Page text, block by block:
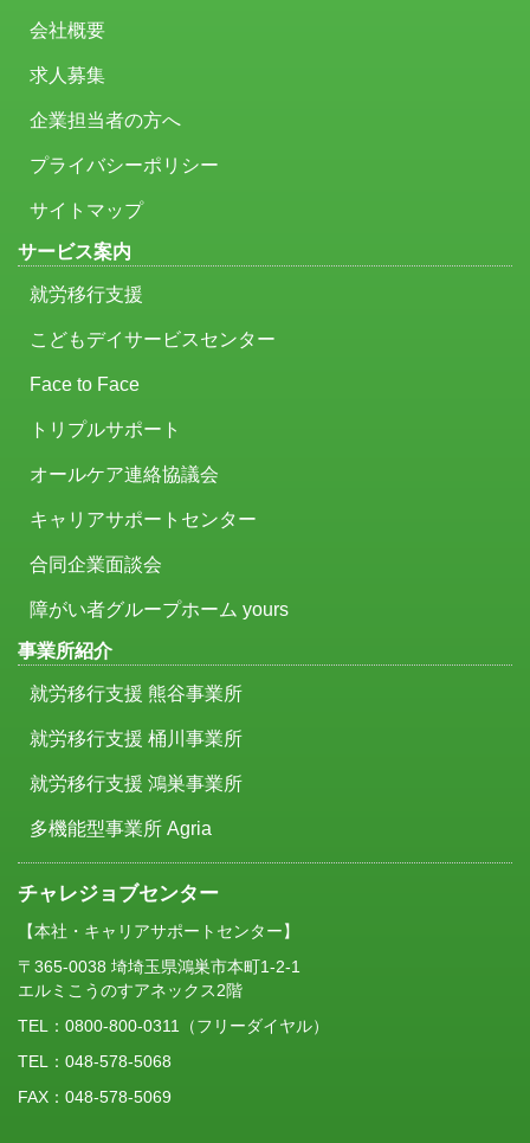
会社概要
求人募集
企業担当者の方へ
プライバシーポリシー
サイトマップ
サービス案内
就労移行支援
こどもデイサービスセンター
Face to Face
トリプルサポート
オールケア連絡協議会
キャリアサポートセンター
合同企業面談会
障がい者グループホーム yours
事業所紹介
就労移行支援 熊谷事業所
就労移行支援 桶川事業所
就労移行支援 鴻巣事業所
多機能型事業所 Agria
チャレジョブセンター
【本社・キャリアサポートセンター】
〒365-0038 埼埼玉県鴻巣市本町1-2-1
エルミこうのすアネックス2階
TEL： 0800-800-0311
（フリーダイヤル）
TEL：048-578-5068
FAX：048-578-5069